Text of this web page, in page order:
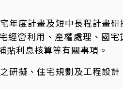
年度計畫及短中長程計畫
經營利用、產權處理、國
貼利息核算等有關事項。
研擬、住宅規劃及工程設